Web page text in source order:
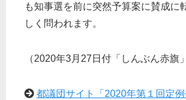
も知事選を前に突然予算案に賛成に
しく問われます。
（2020年3月27日付「しんぶん赤旗
都議団サイト「2020年第１回定例